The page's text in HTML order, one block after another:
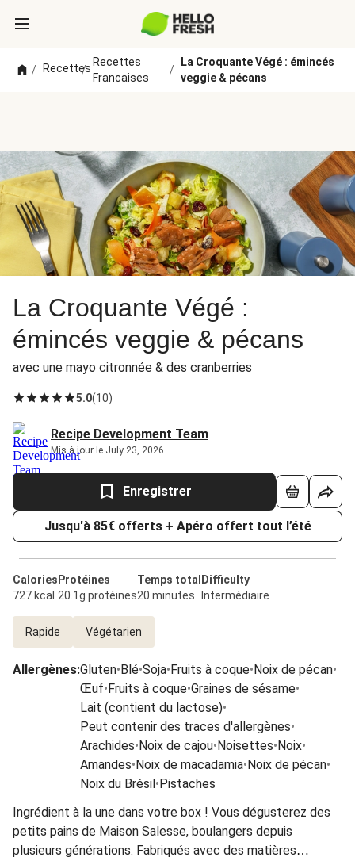
/ Recettes
/
Recettes
Francaises
/
La Croquante Végé : émincés
veggie & pécans
La Croquante Végé :
émincés veggie & pécans
avec une mayo citronnée & des cranberries
5.0(10)
Recipe Development Team
Mis à jour le July 23, 2026
Enregistrer
Jusqu'à 85€ offerts + Apéro offert tout l’été
Calories
727 kcal
Protéines
20.1g protéines
Temps total
20 minutes
Difficulty
Intermédiaire
Rapide Végétarien
Allergènes:Gluten•Blé•Soja•Fruits à coque•Noix de pécan•
Œuf•Fruits à coque•Graines de sésame•
Lait (contient du lactose)•
Peut contenir des traces d'allergènes•
Arachides•Noix de cajou•Noisettes•Noix•
Amandes•Noix de macadamia•Noix de pécan•
Noix du Brésil•Pistaches
Ingrédient à la une dans votre box ! Vous dégusterez des
petits pains de Maison Salesse, boulangers depuis
plusieurs générations. Fabriqués avec des matières